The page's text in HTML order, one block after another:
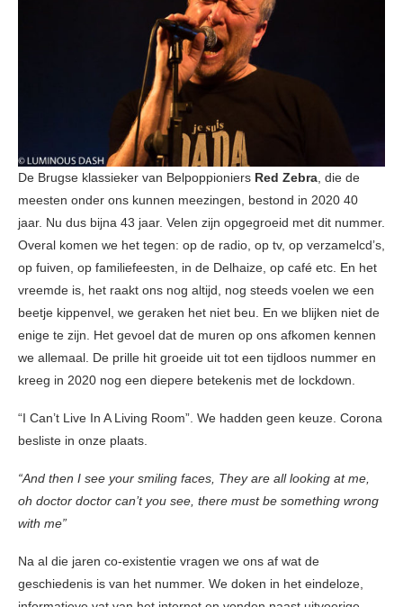
De Brugse klassieker van Belpoppioniers Red Zebra, die de
meesten onder ons kunnen meezingen, bestond in 2020 40
jaar. Nu dus bijna 43 jaar. Velen zijn opgegroeid met dit nummer.
Overal komen we het tegen: op de radio, op tv, op verzamelcd’s,
op fuiven, op familiefeesten, in de Delhaize, op café etc. En het
vreemde is, het raakt ons nog altijd, nog steeds voelen we een
beetje kippenvel, we geraken het niet beu. En we blijken niet de
enige te zijn. Het gevoel dat de muren op ons afkomen kennen
we allemaal. De prille hit groeide uit tot een tijdloos nummer en
kreeg in 2020 nog een diepere betekenis met de lockdown.
“I Can’t Live In A Living Room”. We hadden geen keuze. Corona
besliste in onze plaats.
“And then I see your smiling faces, They are all looking at me,
oh doctor doctor can’t you see, there must be something wrong
with me”
Na al die jaren co-existentie vragen we ons af wat de
geschiedenis is van het nummer. We doken in het eindeloze,